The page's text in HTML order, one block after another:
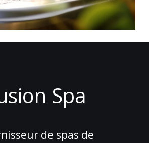
Spa
de spas de